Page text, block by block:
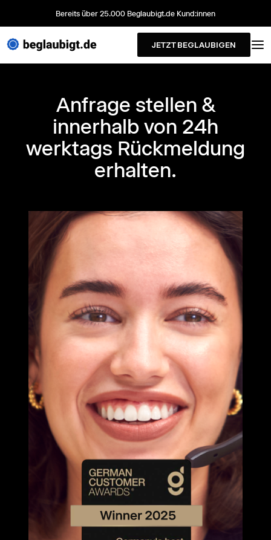
Bereits über 25.000 Beglaubigt.de Kund:innen
JETZT BEGLAUBIGEN
Anfrage stellen &
innerhalb von 24h
werktags Rückmeldung
erhalten.